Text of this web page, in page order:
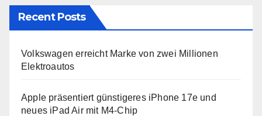
Recent Posts
Volkswagen erreicht Marke von zwei Millionen
Elektroautos
Apple präsentiert günstigeres iPhone 17e und
neues iPad Air mit M4-Chip